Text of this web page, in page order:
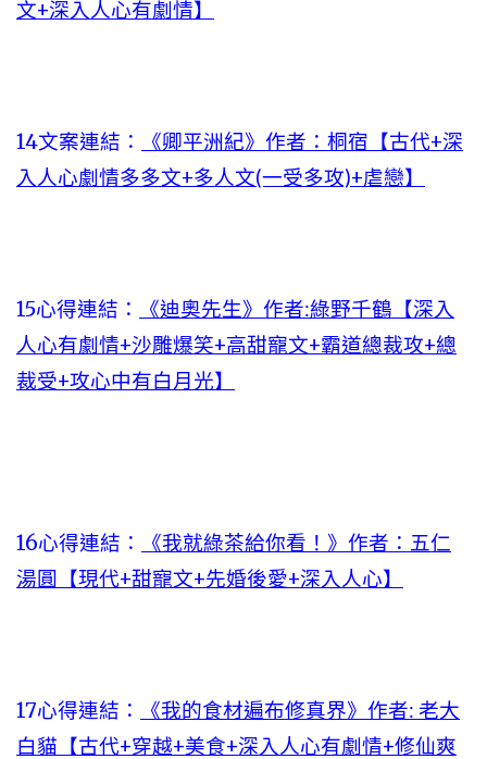
文+深入人心有劇情】
14文案連結：
《卿平洲紀》作者：桐宿【古代+深
入人心劇情多多文+多人文(一受多攻)+虐戀】
15心得連結：
《迪奧先生》作者:綠野千鶴【深入
人心有劇情+沙雕爆笑+高甜寵文+霸道總裁攻+總
裁受+攻心中有白月光】
16心得連結：
《我就綠茶給你看！》作者：五仁
湯圓【現代+甜寵文+先婚後愛+深入人心】
17心得連結：
《我的食材遍布修真界》作者: 老大
白貓【古代+穿越+美食+深入人心有劇情+修仙爽